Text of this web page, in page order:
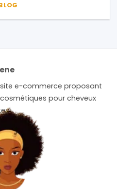
e-commerce proposant
pour cheveux